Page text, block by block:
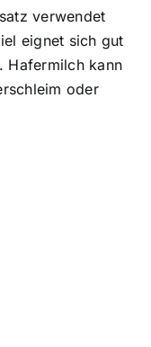
verwendet
eignet sich gut
Hafermilch kann
oder